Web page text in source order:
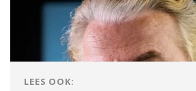
LEES OOK: